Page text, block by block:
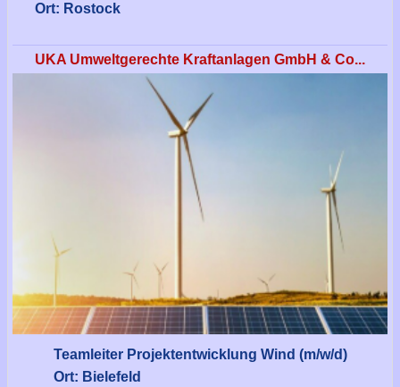
Ort: Rostock
UKA Umweltgerechte Kraftanlagen GmbH & Co...
Teamleiter Projektentwicklung Wind (m/w/d)
Ort: Bielefeld